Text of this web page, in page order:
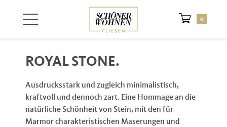
Zum Hauptinhalt springen
0
ROYAL STONE.
Ausdrucksstark und zugleich minimalistisch,
kraftvoll und dennoch zart. Eine Hommage an die
natürliche Schönheit von Stein, mit den für
Marmor charakteristischen Maserungen und